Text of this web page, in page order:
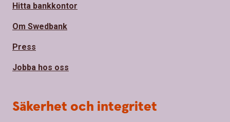
Hitta bankkontor
Om Swedbank
Press
Jobba hos oss
Säkerhet och integritet